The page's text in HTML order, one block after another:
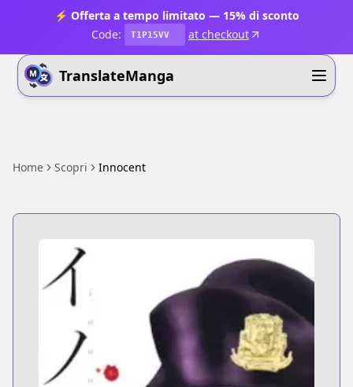
⚡ Offerta a tempo limitato — 15% di sconto
Code:
T1P15VV at checkout
TranslateManga
Home Scopri Innocent